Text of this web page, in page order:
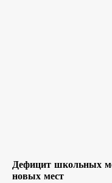
Дефицит школьных
новых мест